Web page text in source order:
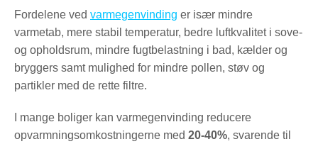
Fordelene ved varmegenvinding er især mindre
varmetab, mere stabil temperatur, bedre luftkvalitet i sove-
og opholdsrum, mindre fugtbelastning i bad, kælder og
bryggers samt mulighed for mindre pollen, støv og
partikler med de rette filtre.
I mange boliger kan varmegenvinding reducere
opvarmningsomkostningerne med 20-40%, svarende til